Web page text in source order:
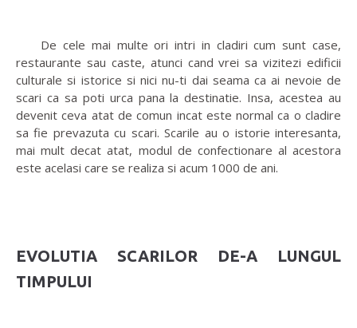
De cele mai multe ori intri in cladiri cum sunt case,
restaurante sau caste, atunci cand vrei sa vizitezi edificii
culturale si istorice si nici nu-ti dai seama ca ai nevoie de
scari ca sa poti urca pana la destinatie. Insa, acestea au
devenit ceva atat de comun incat este normal ca o cladire
sa fie prevazuta cu scari. Scarile au o istorie interesanta,
mai mult decat atat, modul de confectionare al acestora
este acelasi care se realiza si acum 1000 de ani.
EVOLUTIA SCARILOR DE-A LUNGUL
TIMPULUI